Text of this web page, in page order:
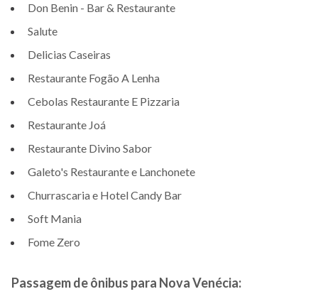
Don Benin - Bar & Restaurante
Salute
Delicias Caseiras
Restaurante Fogão A Lenha
Cebolas Restaurante E Pizzaria
Restaurante Joá
Restaurante Divino Sabor
Galeto's Restaurante e Lanchonete
Churrascaria e Hotel Candy Bar
Soft Mania
Fome Zero
Passagem de ônibus para Nova Venécia: